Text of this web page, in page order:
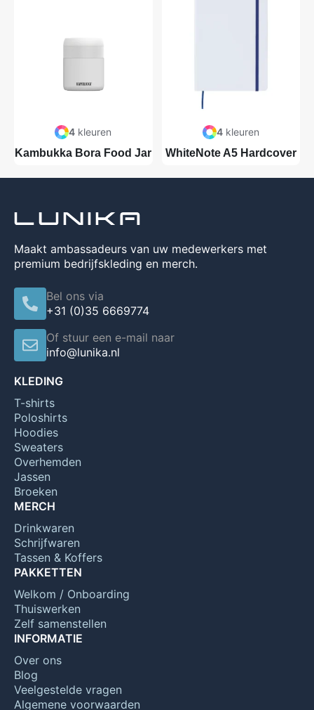
4 kleuren
Kambukka Bora Food Jar
4kleuren
WhiteNote A5 Hardcover
Maakt ambassadeurs van uw medewerkers met
premium bedrijfskleding en merch.
Bel ons via
+31 (0)35 6669774
Of stuur een e-mail naar
info@lunika.nl
KLEDING
T-shirts
Poloshirts
Hoodies
Sweaters
Overhemden
Jassen
Broeken
MERCH
Drinkwaren
Schrijfwaren
Tassen & Koffers
PAKKETTEN
Welkom / Onboarding
Thuiswerken
Zelf samenstellen
INFORMATIE
Over ons
Blog
Veelgestelde vragen
Algemene voorwaarden